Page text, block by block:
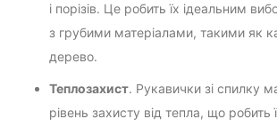
і порізів. Це робить їх ідеальним
з грубими матеріалами, такими як
дерево.
Теплозахист. Рукавички зі спилку
рівень захисту від тепла, що робить